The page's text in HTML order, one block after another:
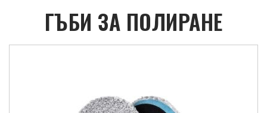
ГЪБИ ЗА ПОЛИРАНЕ